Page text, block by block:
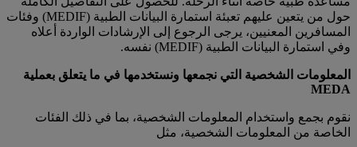
حول من يتعين عليهم تعبئة استمارة البيانات الطبية (MEDIF) وفئات
المسافرين المعنيين، يرجى الرجوع إلى الإرشادات الواردة أعلاه
وفي استمارة البيانات الطبية (MEDIF) نفسه.
المعلومات الشخصية التي نجمعها ونستخدمها في ما يتعلق بعملية
MEDA
نقوم بجمع واستخدام المعلومات الشخصية، بما في ذلك الفئات
الخاصة من المعلومات الشخصية، مثل